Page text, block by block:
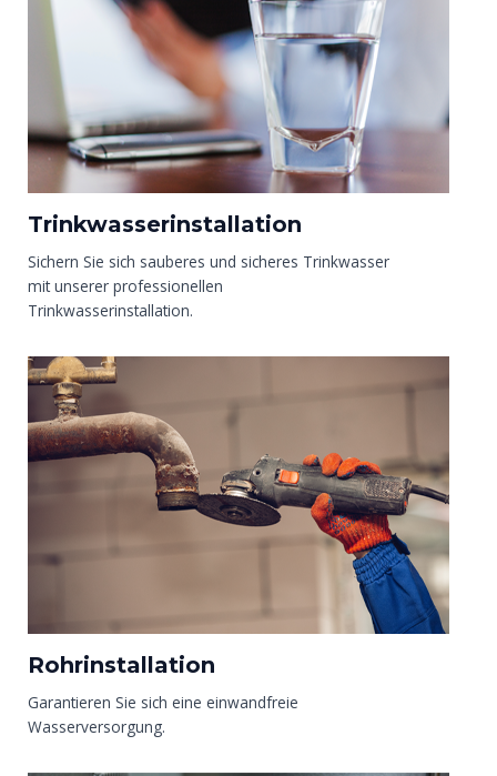
Trinkwasserinstallation
Sichern Sie sich sauberes und sicheres Trinkwasser
mit unserer professionellen
Trinkwasserinstallation.
Rohrinstallation
Garantieren Sie sich eine einwandfreie
Wasserversorgung.